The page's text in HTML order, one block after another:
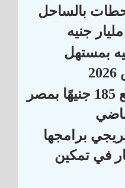
تعتزم إنشاء 4 محطات بالساحل
مليار جنيه بمستهل
سعر الذهب عيار 21 يرتفع 185 جنيهًا بمصر
برامجها
في تمكين